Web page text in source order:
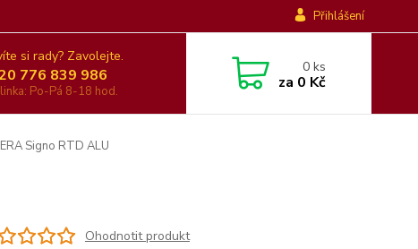
Přihlášení
si rady? Zavolejte.
776 839 986
Po-Pá 8-18 hod.
0ks
za 0 Kč
Signo RTD ALU
Ohodnotit produkt